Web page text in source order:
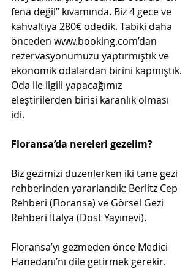
fena değil” kıvamında. Biz 4 gece ve
kahvaltıya 280€ ödedik. Tabiki daha
önceden www.booking.com’dan
rezervasyonumuzu yaptırmıştık ve
ekonomik odalardan birini kapmıştık.
Oda ile ilgili yapacağımız
eleştirilerden birisi karanlık olması
idi.
Floransa’da nereleri gezelim?
Biz gezimizi düzenlerken iki tane gezi
rehberinden yararlandık: Berlitz Cep
Rehberi (Floransa) ve Görsel Gezi
Rehberi İtalya (Dost Yayınevi).
Floransa’yı gezmeden önce Medici
Hanedanı’nı dile getirmek gerekir.